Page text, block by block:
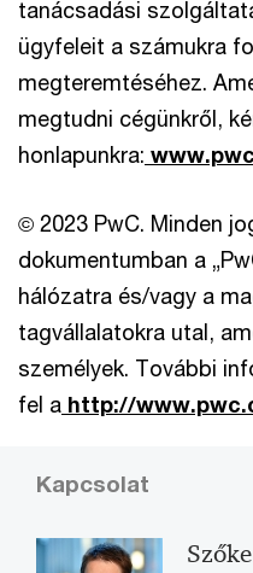
tanácsadási
ügyfeleit a számukra
megteremtéséhez.
megtudni cégünkről,
honlapunkra:
© 2023 PwC. Minden
dokumentumban a
hálózatra és/vagy a
tagvállalatokra utal,
személyek. További
fel a http://
Kapcsolat